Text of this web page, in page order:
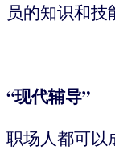
员的知识和技
“现代辅导”
职场人都可以